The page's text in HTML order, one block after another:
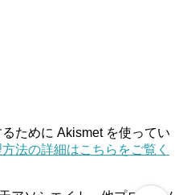
ために Akismet を使ってい
法の詳細はこちらをご覧く